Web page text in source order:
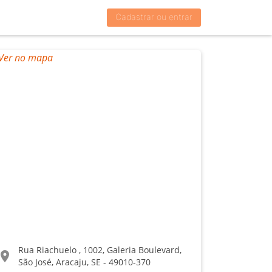
Cadastrar ou entrar
location_on
Rua Riachuelo , 1002, Galeria Boulevard,
São José, Aracaju, SE - 49010-370